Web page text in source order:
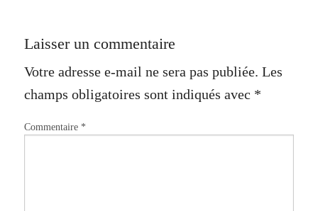
Laisser un commentaire
Votre adresse e-mail ne sera pas publiée. Les
champs obligatoires sont indiqués avec *
Commentaire *